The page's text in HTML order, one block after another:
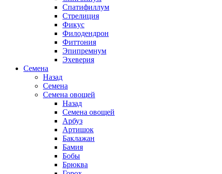
Спатифиллум
Стрелиция
Фикус
Филодендрон
Фиттония
Эпипремнум
Эхеверия
Семена
Назад
Семена
Семена овощей
Назад
Семена овощей
Арбуз
Артишок
Баклажан
Бамия
Бобы
Брюква